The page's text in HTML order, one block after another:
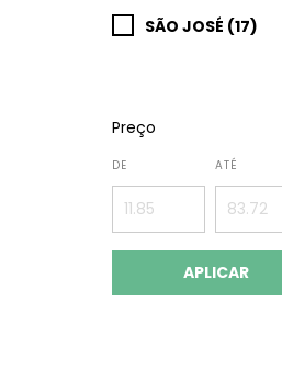
SÃO JOSÉ (17)
Preço
DE ATÉ
APLICAR